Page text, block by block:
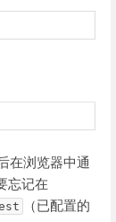
在浏览器中通
忘记在
（已配置的